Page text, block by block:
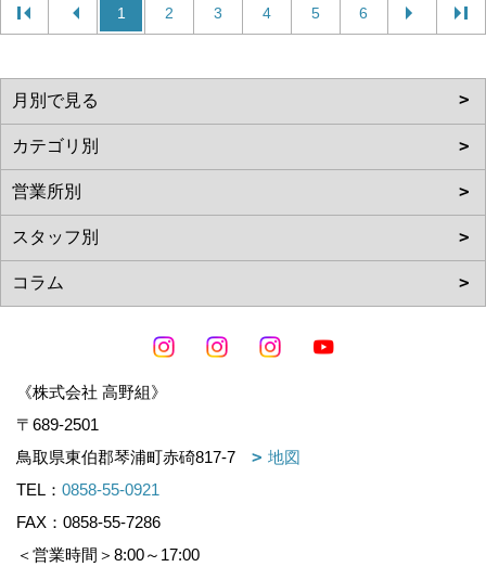
1 2 3 4 5 6
《株式会社 高野組》
〒689-2501
鳥取県東伯郡琴浦町赤碕817-7
地図
TEL： 0858-55-0921
FAX：0858-55-7286
＜営業時間＞8:00～17:00